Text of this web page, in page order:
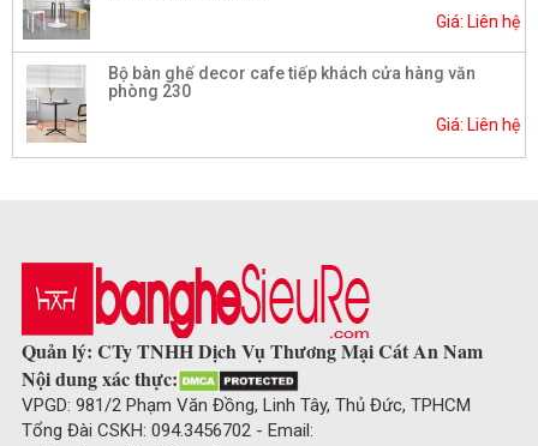
Giá: Liên hệ
Bộ bàn ghế decor cafe tiếp khách cửa hàng văn
phòng 230
Giá: Liên hệ
Quản lý: CTy TNHH Dịch Vụ Thương Mại Cát An Nam
Nội dung xác thực:
VPGD: 981/2 Phạm Văn Đồng, Linh Tây, Thủ Đức, TPHCM
Tổng Đài CSKH: 094.3456702 - Email: